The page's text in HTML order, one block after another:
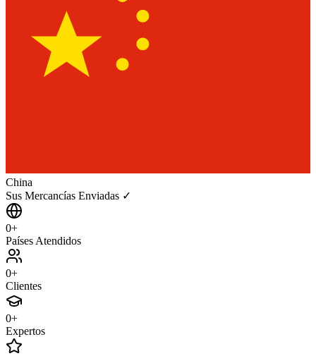
China
Sus Mercancías Enviadas ✓
0+
Países Atendidos
0+
Clientes
0+
Expertos